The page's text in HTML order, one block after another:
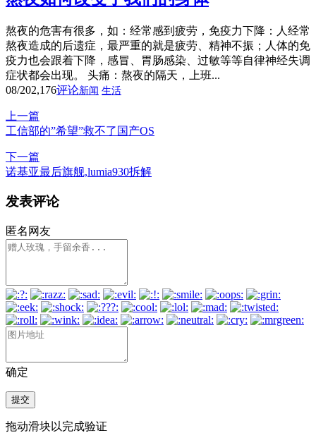
熬夜的危害有很多，如：经常感到疲劳，免疫力下降：人经常
熬夜造成的后遗症，最严重的就是疲劳、精神不振；人体的免
疫力也会跟着下降，感冒、胃肠感染、过敏等等自律神经失调
症状都会出现。 头痛：熬夜的隔天，上班...
08/202,176评论新闻 生活
上一篇
工信部的”希望”救不了国产OS
下一篇
诺基亚最后旗舰,lumia930拆解
发表评论
匿名网友
确定
提交
拖动滑块以完成验证